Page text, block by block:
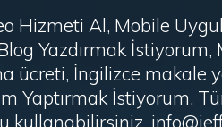
Hizmeti Al, Mobile
Yazdırmak
ücreti, İngilizce
Yaptırmak İstiyorum,
kullanabilirsiniz.